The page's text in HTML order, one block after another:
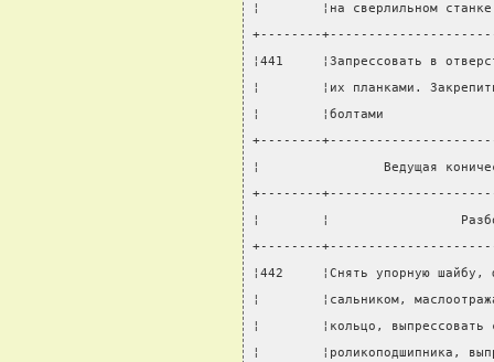
¦        ¦на сверлильном
+--------
¦441     ¦Запрессовать в
¦        ¦их планками.
¦        ¦болтами
+--------
¦                Ведущая
+--------
¦        ¦
+--------
¦442     ¦Снять упорную
¦        ¦сальником,
¦        ¦кольцо,
¦